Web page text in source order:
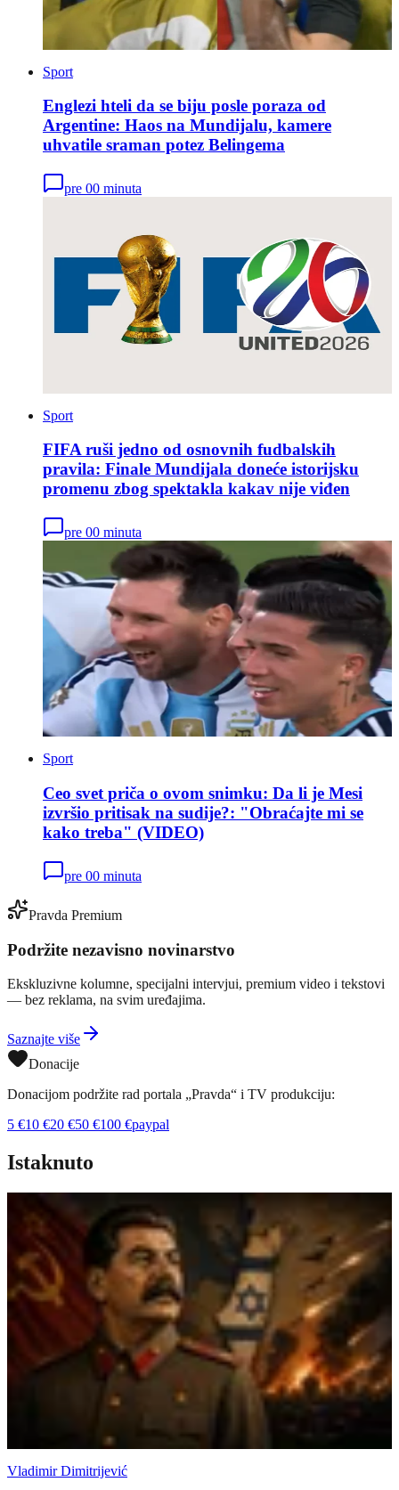
Sport
Englezi hteli da se biju posle poraza od
Argentine: Haos na Mundijalu, kamere
uhvatile sraman potez Belingema
pre 00 minuta
Sport
FIFA ruši jedno od osnovnih fudbalskih
pravila: Finale Mundijala doneće istorijsku
promenu zbog spektakla kakav nije viđen
pre 00 minuta
Sport
Ceo svet priča o ovom snimku: Da li je Mesi
izvršio pritisak na sudije?: "Obraćajte mi se
kako treba" (VIDEO)
pre 00 minuta
Pravda Premium
Podržite nezavisno novinarstvo
Ekskluzivne kolumne, specijalni intervjui, premium video i tekstovi
— bez reklama, na svim uređajima.
Saznajte više
Donacije
Donacijom podržite rad portala „Pravda“ i TV produkciju:
5 €10 €20 €50 €100 €paypal
Istaknuto
Vladimir Dimitrijević